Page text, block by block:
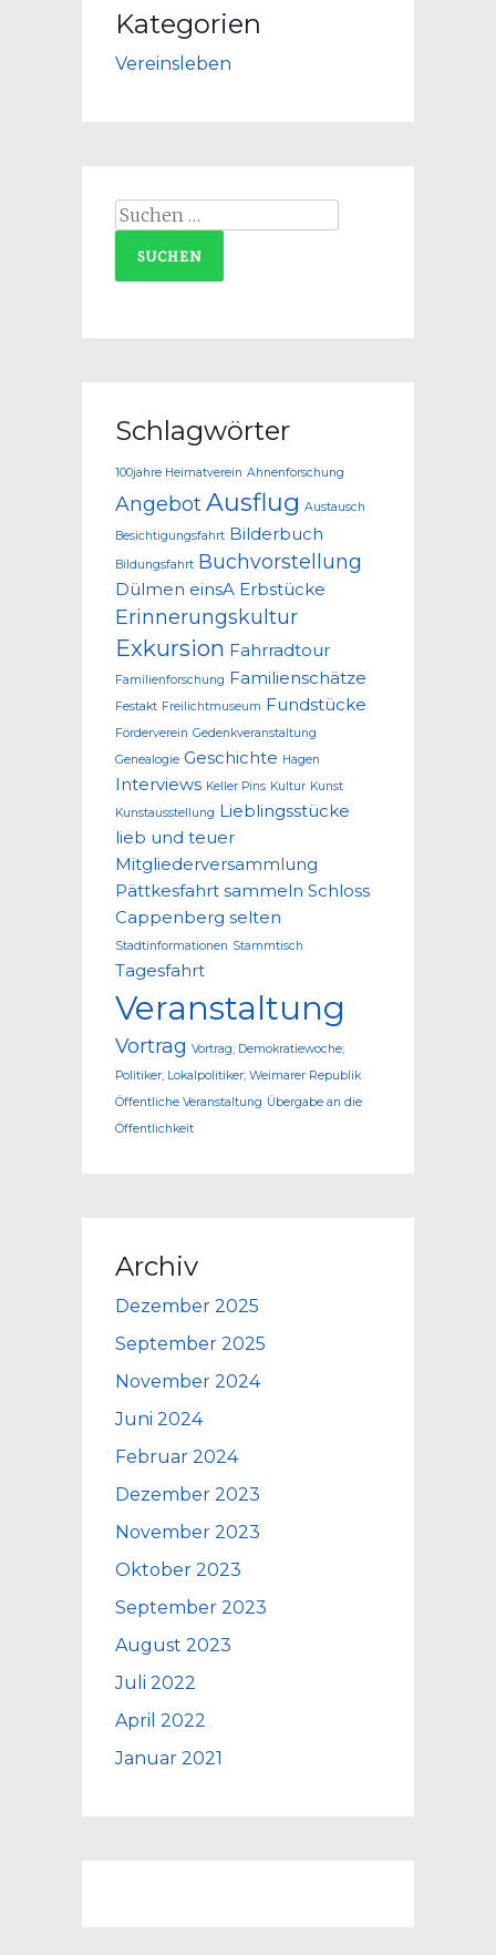
Kategorien
Vereinsleben
Suchen
nach:
Schlagwörter
100jahre Heimatverein Ahnenforschung
AngebotAusflug Austausch
Besichtigungsfahrt Bilderbuch
Bildungsfahrt Buchvorstellung
Dülmen einsA Erbstücke
Erinnerungskultur
Exkursion Fahrradtour
Familienforschung Familienschätze
Festakt Freilichtmuseum Fundstücke
Förderverein Gedenkveranstaltung
Genealogie Geschichte Hagen
Interviews Keller Pins Kultur Kunst
Kunstausstellung Lieblingsstücke
lieb und teuer
Mitgliederversammlung
Pättkesfahrt sammeln Schloss
Cappenberg selten
Stadtinformationen Stammtisch
Tagesfahrt
Veranstaltung
Vortrag Vortrag; Demokratiewoche;
Politiker; Lokalpolitiker; Weimarer Republik
Öffentliche Veranstaltung Übergabe an die
Öffentlichkeit
Archiv
Dezember 2025
September 2025
November 2024
Juni 2024
Februar 2024
Dezember 2023
November 2023
Oktober 2023
September 2023
August 2023
Juli 2022
April 2022
Januar 2021